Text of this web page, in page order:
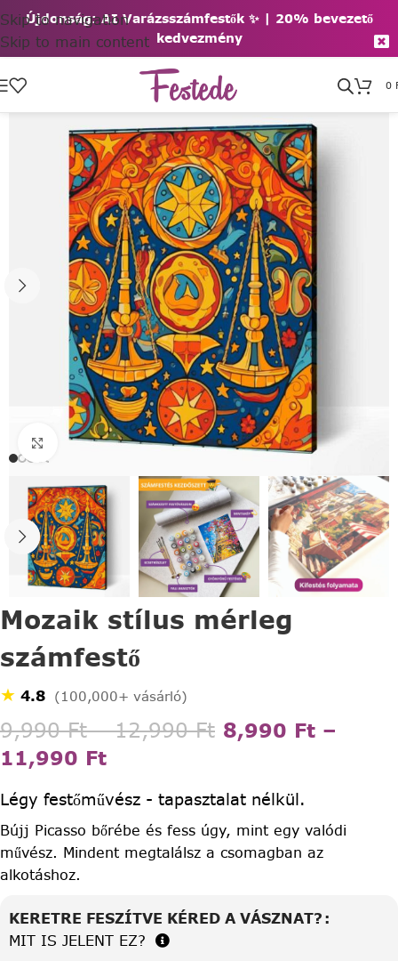
Újdonság: AI Varázsszámfestők ✨ | 20% bevezető
kedvezmény
Skip to navigation
Skip to main content
0
Click to enlarge
Mozaik stílus mérleg
számfestő
★ 4.8 (100,000+ vásárló)
9,990Ft – 12,990Ft 8,990 Ft –
11,990 Ft
Légy festőművész - tapasztalat nélkül.
Bújj Picasso bőrébe és fess úgy, mint egy valódi
művész. Mindent megtalálsz a csomagban az
alkotáshoz.
KERETRE FESZÍTVE KÉRED A VÁSZNAT?
MIT IS JELENT EZ?